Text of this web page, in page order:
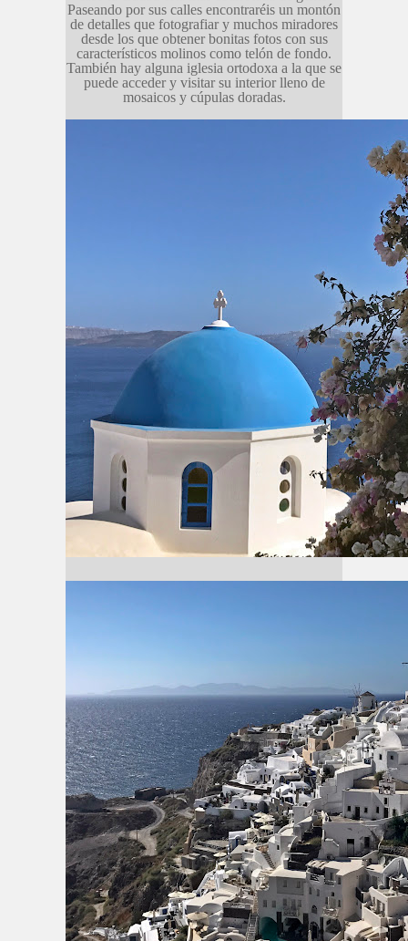
Paseando por sus calles encontraréis un montón
de detalles que fotografiar y muchos miradores
desde los que obtener bonitas fotos con sus
característicos molinos como telón de fondo.
También hay alguna iglesia ortodoxa a la que se
puede acceder y visitar su interior lleno de
mosaicos y cúpulas doradas.